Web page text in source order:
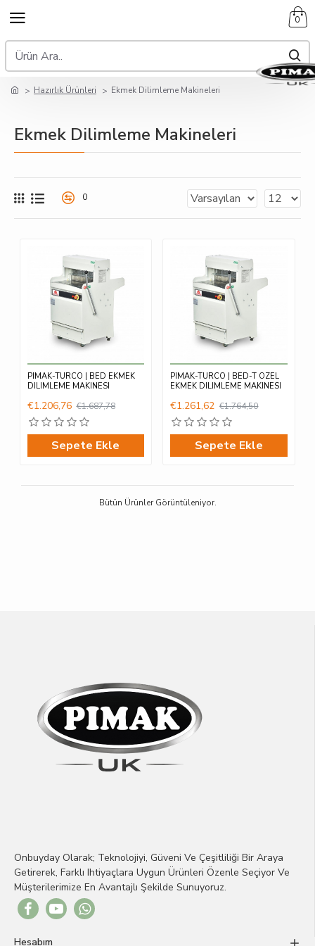
0
Hazırlık Ürünleri Ekmek Dilimleme Makineleri
Ekmek Dilimleme Makineleri
0
PIMAK-TURCO | BED EKMEK
DILIMLEME MAKINESI
€1.206,76 €1.687,78
Sepete Ekle
PIMAK-TURCO | BED-T OZEL
EKMEK DILIMLEME MAKINESI
€1.261,62 €1.764,50
Sepete Ekle
Bütün Ürünler Görüntüleniyor.
Onbuyday Olarak; Teknolojiyi, Güveni Ve Çeşitliliği Bir Araya
Getirerek, Farklı Ihtiyaçlara Uygun Ürünleri Özenle Seçiyor Ve
Müşterilerimize En Avantajlı Şekilde Sunuyoruz.
Hesabım